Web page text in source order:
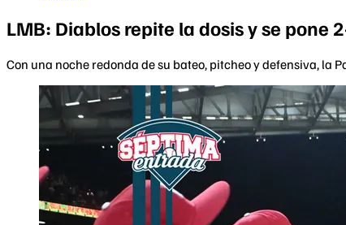
LMB: Diablos repite la dosis y se pone
Con una noche redonda de su bateo, pitcheo y defensiva,